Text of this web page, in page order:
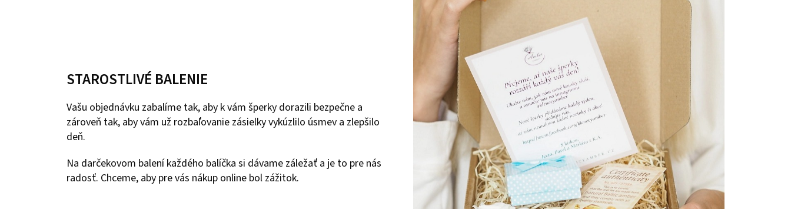
STAROSTLIVÉ BALENIE
Vašu objednávku zabalíme tak, aby k vám šperky dorazili bezpečne a
zároveň tak, aby vám už rozbaľovanie zásielky vykúzlilo úsmev a zlepšilo
deň.
Na darčekovom balení každého balíčka si dávame záležať a je to pre nás
radosť. Chceme, aby pre vás nákup online bol zážitok.